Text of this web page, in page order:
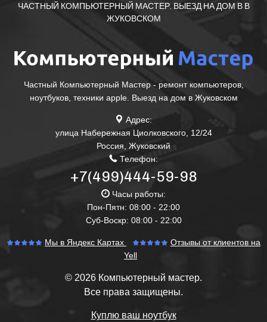
ЧАСТНЫЙ КОМПЬЮТЕРНЫЙ МАСТЕР. ВЫЕЗД НА ДОМ В В
ЖУКОВСКОМ
Частный Компьютерный Мастер - ремонт компьютеров,
ноутбуков, техники apple. Выезд на дом в Жуковском
Адрес:
улица Набережная Циолковского, 12/24
Россия, Жуковский
Телефон:
+7(499)444-59-98
Часы работы:
Пон-Пятн: 08:00 - 22:00
Суб-Воскр: 08:00 - 22:00
Мы в Яндекс Картах
Отзывы от клиентов на
Yell
© 2026 Компьютерный мастер.
Все права защищены.
Куплю ваш ноутбук